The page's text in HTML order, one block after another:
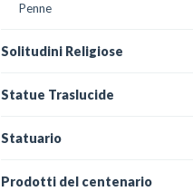
Penne
Solitudini Religiose
Statue Traslucide
Statuario
Prodotti del centenario